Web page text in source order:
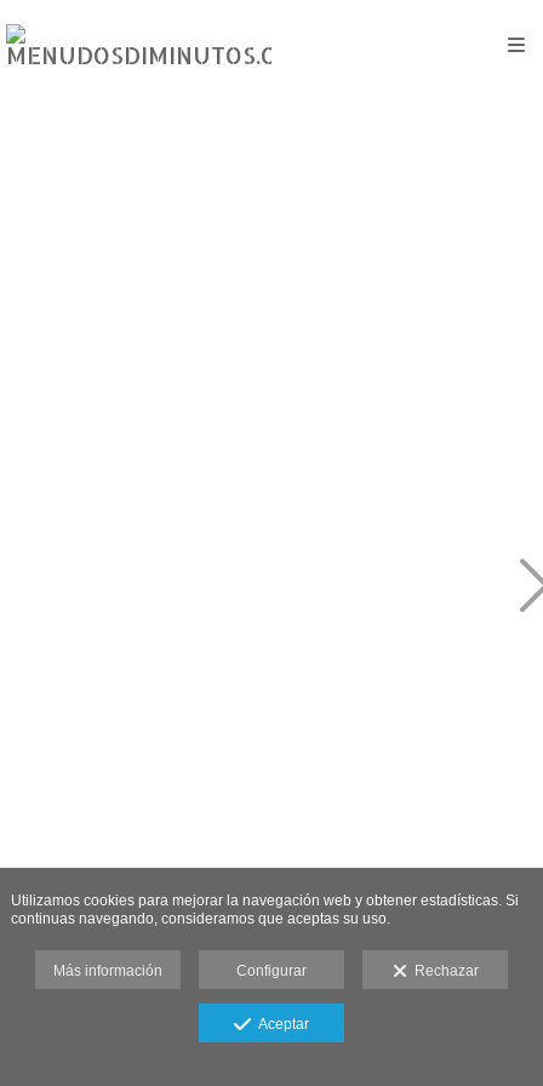
Utilizamos cookies para mejorar la navegación web y obtener estadísticas. Si
continuas navegando, consideramos que aceptas su uso.
Más información Configurar Rechazar
Aceptar